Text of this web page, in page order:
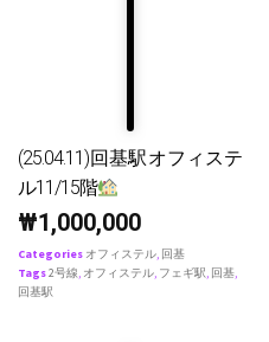
(25.04.11)回基駅オフィステ
ル11/15階
₩1,000,000
Categories オフィステル, 回基
Tags2号線, オフィステル, フェギ駅, 回基,
回基駅